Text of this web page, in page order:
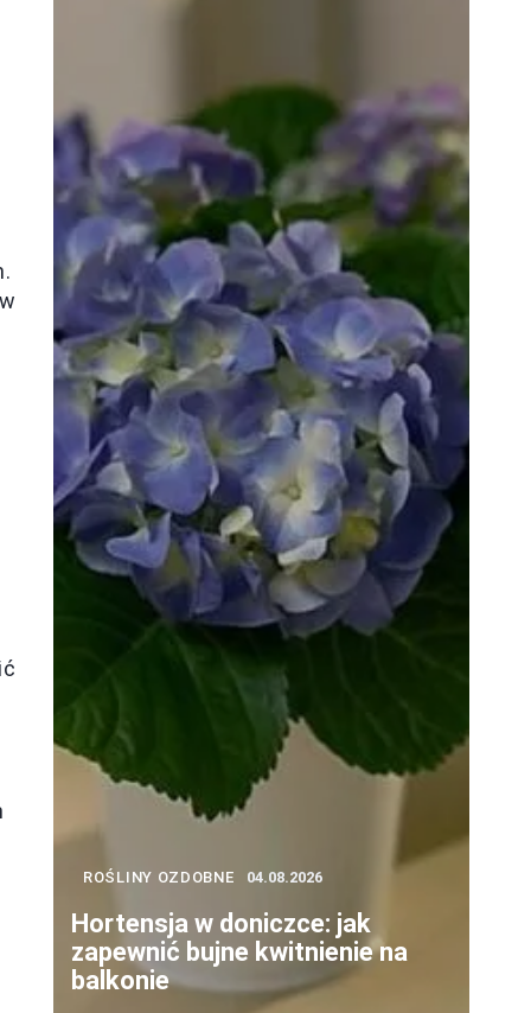
ROŚLINY OZDOBNE 04.08.2026
Hortensja w doniczce: jak
zapewnić bujne kwitnienie na
balkonie